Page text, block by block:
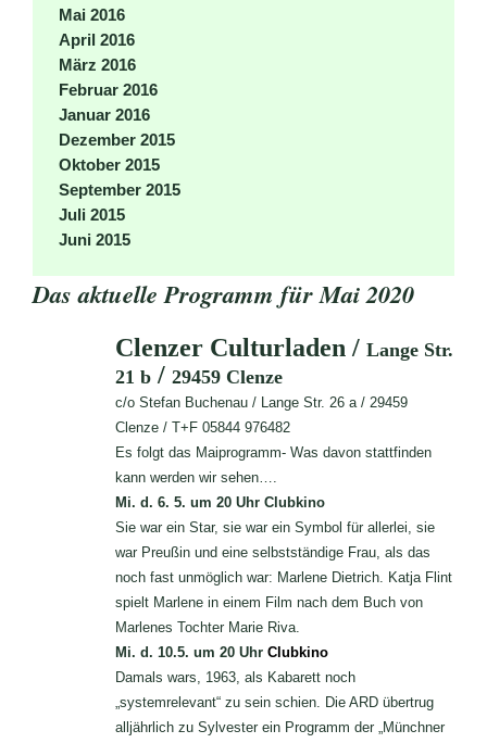
Mai 2016
April 2016
März 2016
Februar 2016
Januar 2016
Dezember 2015
Oktober 2015
September 2015
Juli 2015
Juni 2015
Das aktuelle Programm für Mai 2020
Clenzer Culturladen / Lange Str.
21 b/ 29459 Clenze
c/o Stefan Buchenau / Lange Str. 26 a / 29459
Clenze / T+F 05844 976482
Es folgt das Maiprogramm- Was davon stattfinden
kann werden wir sehen….
Mi. d. 6. 5. um 20 Uhr Clubkino
Sie war ein Star, sie war ein Symbol für allerlei, sie
war Preußin und eine selbstständige Frau, als das
noch fast unmöglich war: Marlene Dietrich. Katja Flint
spielt Marlene in einem Film nach dem Buch von
Marlenes Tochter Marie Riva.
Mi. d. 10.5. um 20 Uhr Clubkino
Damals wars, 1963, als Kabarett noch
„systemrelevant“ zu sein schien. Die ARD übertrug
alljährlich zu Sylvester ein Programm der „Münchner